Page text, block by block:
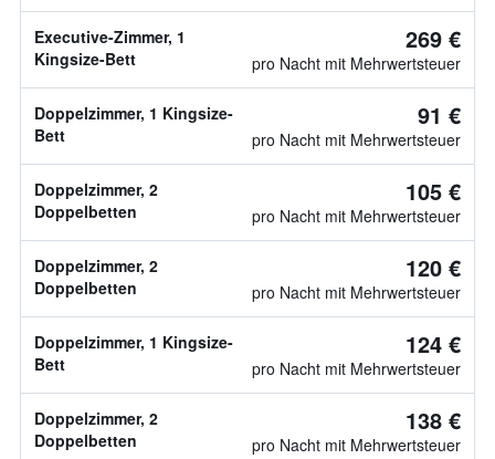
Executive-Zimmer, 1
Kingsize-Bett
269 €
pro Nacht mit Mehrwertsteuer
Doppelzimmer, 1 Kingsize-
Bett
91 €
pro Nacht mit Mehrwertsteuer
Doppelzimmer, 2
Doppelbetten
105 €
pro Nacht mit Mehrwertsteuer
Doppelzimmer, 2
Doppelbetten
120 €
pro Nacht mit Mehrwertsteuer
Doppelzimmer, 1 Kingsize-
Bett
124 €
pro Nacht mit Mehrwertsteuer
Doppelzimmer, 2
Doppelbetten
138 €
pro Nacht mit Mehrwertsteuer